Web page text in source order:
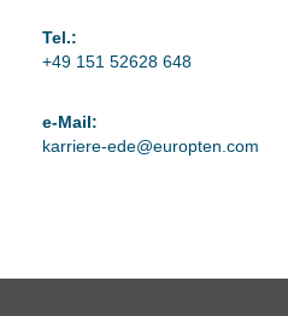
Tel.:
+49 151 52628 648
e-Mail:
karriere-ede@europten.com